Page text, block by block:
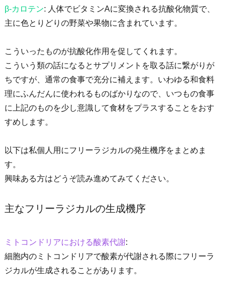
β-カロテン: 人体でビタミンAに変換される抗酸化物質で、
主に色とりどりの野菜や果物に含まれています。
こういったものが抗酸化作用を促してくれます。
こういう類の話になるとサプリメントを取る話に繋がりが
ちですが、通常の食事で充分に補えます。いわゆる和食料
理にふんだんに使われるものばかりなので、いつもの食事
に上記のものを少し意識して食材をプラスすることをおす
すめします。
以下は私個人用にフリーラジカルの発生機序をまとめま
す。
興味ある方はどうぞ読み進めてみてください。
主なフリーラジカルの生成機序
ミトコンドリアにおける酸素代謝:
細胞内のミトコンドリアで酸素が代謝される際にフリーラ
ジカルが生成されることがあります。